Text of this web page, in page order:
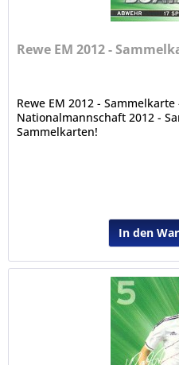
Rewe EM 2012 -
Rewe EM 2012 -
Nationalmannschaft 2012 -
Sammelkarten!
In den